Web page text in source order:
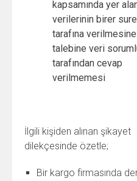
kapsamında yer
verilerinin birer
tarafına
talebine veri
tarafından cevap
verilmemesi
İlgili kişiden alınan şikayet
dilekçesinde özetle;
Bir kargo firmasında